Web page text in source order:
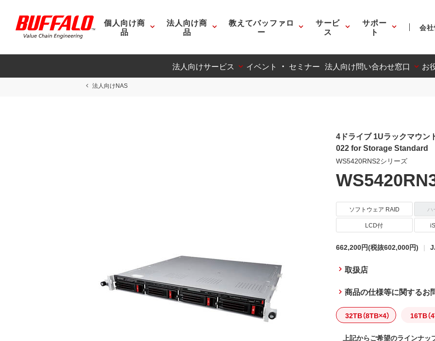
個人向け商
品
法人向け商
品
教えてバッファロ
ー
サービ
ス
サポー
ト 会
法人向けサービス イベント ・ セミナー 法人向け問い合わせ窓口 お
法人向けNAS
4ドライブ 1Uラックマウ
022 for Storage Standard
WS5420RNS2シリーズ
ソフトウェア RAID
ハ
LCD付
662,200円(税抜602,000円)
取扱店
商品の仕様等に関するお
32TB（8TB×4） 16TB（
上記からご希望のラインナッ